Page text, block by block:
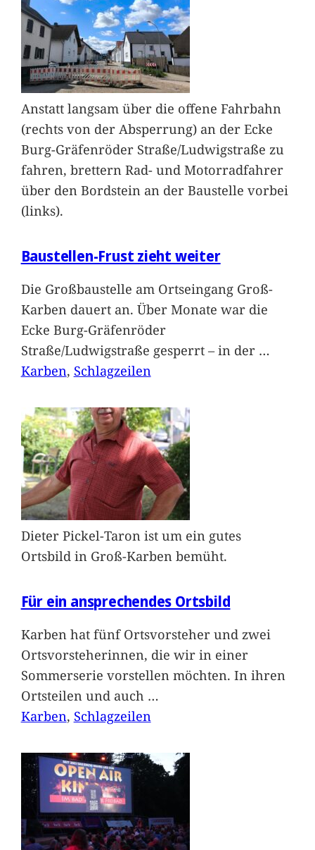
Anstatt langsam über die offene Fahrbahn
(rechts von der Absperrung) an der Ecke
Burg-Gräfenröder Straße/Ludwigstraße zu
fahren, brettern Rad- und Motorradfahrer
über den Bordstein an der Baustelle vorbei
(links).
Baustellen-Frust zieht weiter
Die Großbaustelle am Ortseingang Groß-
Karben dauert an. Über Monate war die
Ecke Burg-Gräfenröder
Straße/Ludwigstraße gesperrt – in der …
Karben, Schlagzeilen
Dieter Pickel-Taron ist um ein gutes
Ortsbild in Groß-Karben bemüht.
Für ein ansprechendes Ortsbild
Karben hat fünf Ortsvorsteher und zwei
Ortsvorsteherinnen, die wir in einer
Sommerserie vorstellen möchten. In ihren
Ortsteilen und auch …
Karben, Schlagzeilen